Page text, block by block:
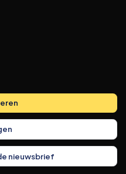
nieuwsbrief